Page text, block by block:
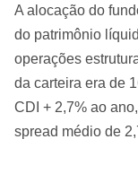
A alocação do
do patrimônio
operações
da carteira era de
CDI + 2,7% ao
spread médio de